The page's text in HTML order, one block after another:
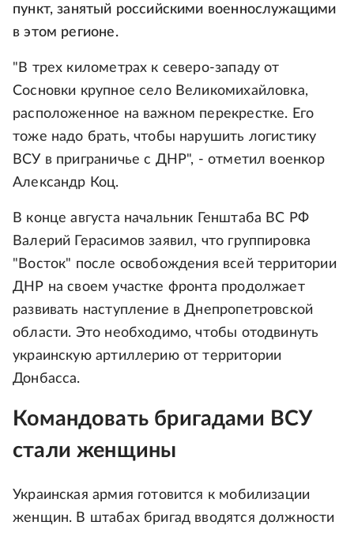
пункт, занятый российскими военнослужащими
в этом регионе.
"В трех километрах к северо-западу от
Сосновки крупное село Великомихайловка,
расположенное на важном перекрестке. Его
тоже надо брать, чтобы нарушить логистику
ВСУ в приграничье с ДНР", - отметил военкор
Александр Коц.
В конце августа начальник Генштаба ВС РФ
Валерий Герасимов заявил, что группировка
"Восток" после освобождения всей территории
ДНР на своем участке фронта продолжает
развивать наступление в Днепропетровской
области. Это необходимо, чтобы отодвинуть
украинскую артиллерию от территории
Донбасса.
Командовать бригадами ВСУ
стали женщины
Украинская армия готовится к мобилизации
женщин. В штабах бригад вводятся должности